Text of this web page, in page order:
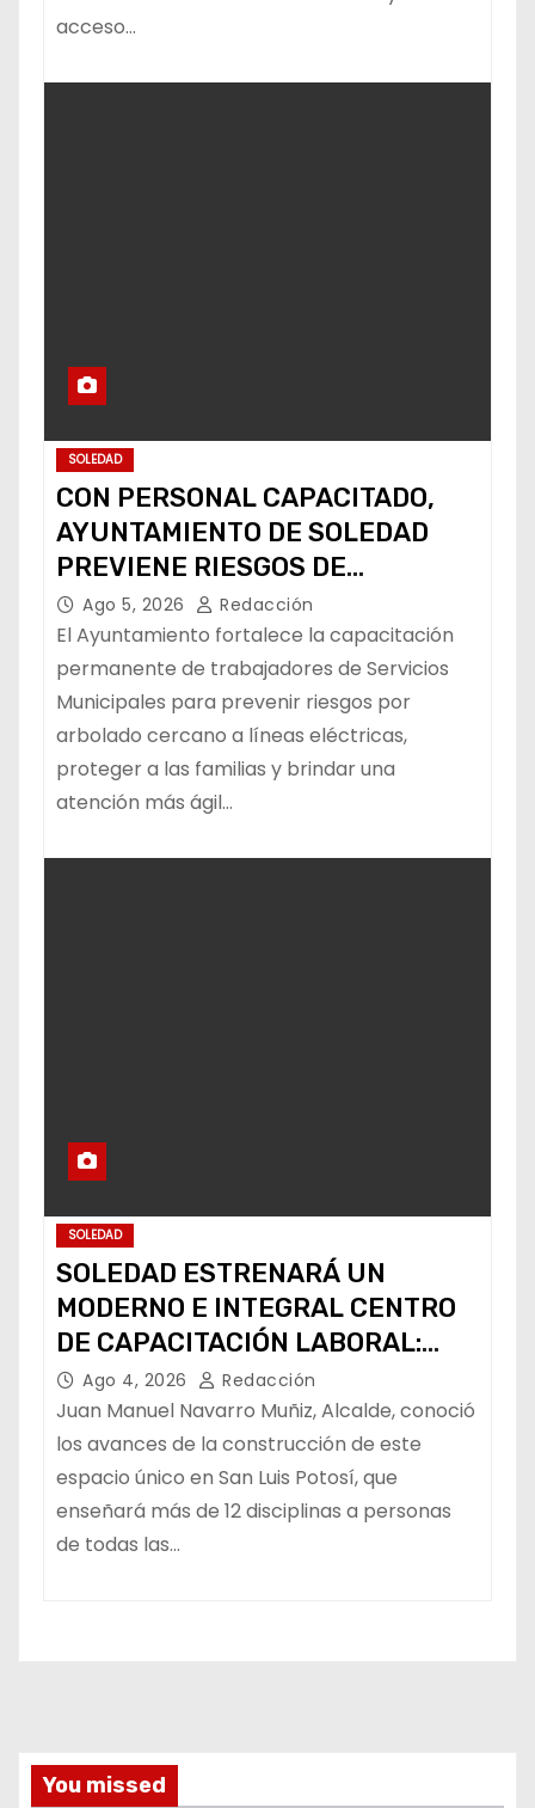
acceso…
SOLEDAD
CON PERSONAL CAPACITADO,
AYUNTAMIENTO DE SOLEDAD
PREVIENE RIESGOS DE
CABLEADO ELÉCTRICO
Ago 5, 2026 Redacción
El Ayuntamiento fortalece la capacitación
permanente de trabajadores de Servicios
Municipales para prevenir riesgos por
arbolado cercano a líneas eléctricas,
proteger a las familias y brindar una
atención más ágil…
SOLEDAD
SOLEDAD ESTRENARÁ UN
MODERNO E INTEGRAL CENTRO
DE CAPACITACIÓN LABORAL:
ALCALDE
Ago 4, 2026 Redacción
Juan Manuel Navarro Muñiz, Alcalde, conoció
los avances de la construcción de este
espacio único en San Luis Potosí, que
enseñará más de 12 disciplinas a personas
de todas las…
You missed